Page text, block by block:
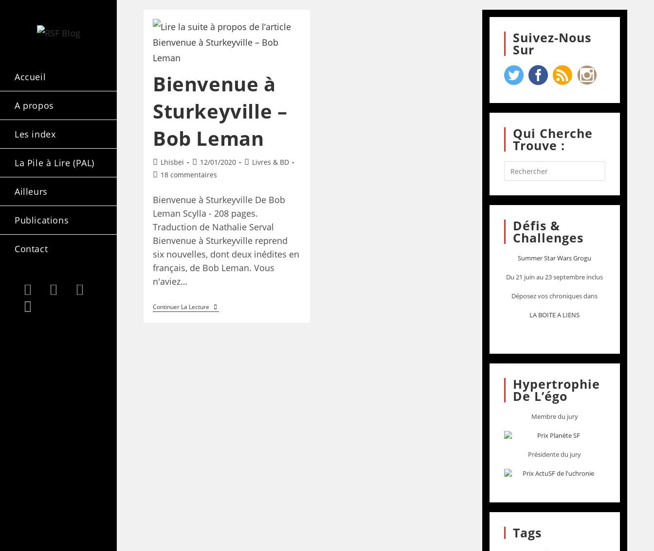
Accueil
A propos
Les index
La Pile à Lire (PAL)
Ailleurs
Publications
Contact
Bienvenue à
Sturkeyville –
Bob Leman
Lhisbei 12/01/2020
Livres & BD
18 commentaires
Bienvenue à Sturkeyville De Bob
Leman Scylla - 208 pages.
Traduction de Nathalie Serval
Bienvenue à Sturkeyville reprend
six nouvelles, dont deux inédites en
français, de Bob Leman. Vous
n'aviez…
Continuer La Lecture
Suivez-Nous
Sur
Qui Cherche
Trouve :
Défis &
Challenges
Summer Star Wars Grogu
Du 21 juin au 23 septembre inclus
Déposez vos chroniques dans
LA BOITE A LIENS
Hypertrophie
De L’égo
Membre du jury
Présidente du jury
Tags